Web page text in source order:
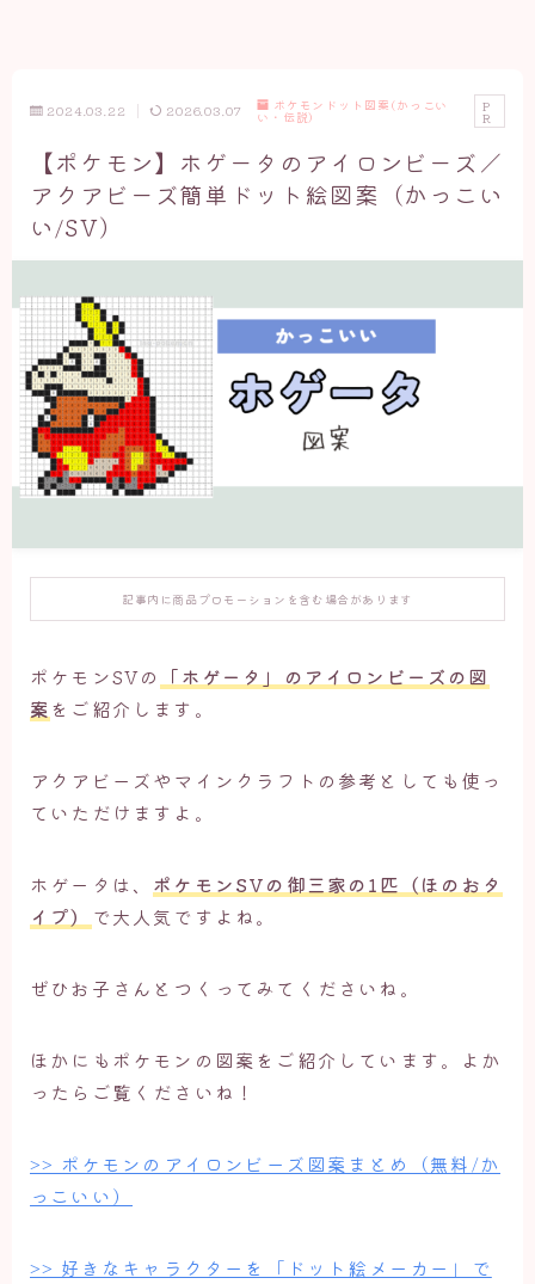
2024.03.22 2026.03.07 ポケモンドット図案(かっこい
い・伝説)
P
R
【ポケモン】ホゲータのアイロンビーズ／
アクアビーズ簡単ドット絵図案（かっこい
い/SV）
記事内に商品プロモーションを含む場合があります
ポケモンSVの
「ホゲータ」のアイロンビーズの図
案 をご紹介します。
アクアビーズやマインクラフトの参考としても使っ
ていただけますよ。
ホゲータは、 ポケモンSVの御三家の1匹（ほのおタ
イプ）
で大人気ですよね。
ぜひお子さんとつくってみてくださいね。
ほかにもポケモンの図案をご紹介しています。よか
ったらご覧くださいね！
>> ポケモンのアイロンビーズ図案まとめ（無料/か
っこいい）
>> 好きなキャラクターを「ドット絵メーカー」で